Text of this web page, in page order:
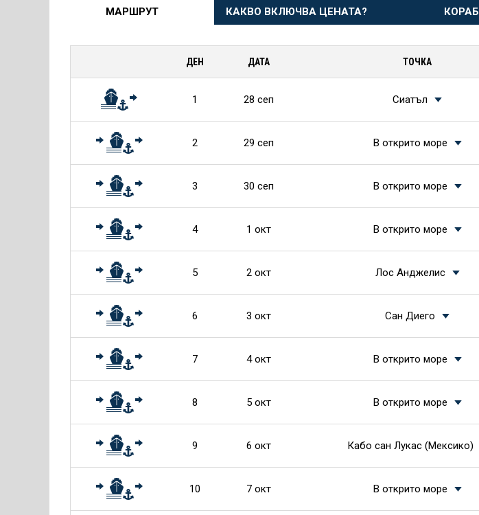
МАРШРУТ КАКВО ВКЛЮЧВА ЦЕНАТА? КОРАБ
ДЕН ДАТА ТОЧКА
1 28 сеп Сиатъл
2 29 сеп В открито море
3 30 сеп В открито море
4 1 окт В открито море
5 2 окт Лос Анджелис
6 3 окт Сан Диего
7 4 окт В открито море
8 5 окт В открито море
9 6 окт Кабо сан Лукас (Мексико)
10 7 окт В открито море